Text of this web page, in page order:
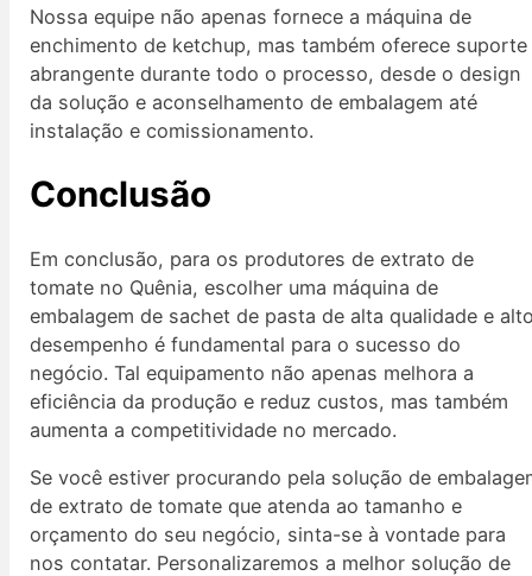
Nossa equipe não apenas fornece a máquina de
enchimento de ketchup, mas também oferece suporte
abrangente durante todo o processo, desde o design
da solução e aconselhamento de embalagem até
instalação e comissionamento.
Conclusão
Em conclusão, para os produtores de extrato de
tomate no Quênia, escolher uma máquina de
embalagem de sachet de pasta de alta qualidade e
desempenho é fundamental para o sucesso do
negócio. Tal equipamento não apenas melhora a
eficiência da produção e reduz custos, mas também
aumenta a competitividade no mercado.
Se você estiver procurando pela solução de
de extrato de tomate que atenda ao tamanho e
orçamento do seu negócio, sinta-se à vontade para
nos contatar. Personalizaremos a melhor solução de